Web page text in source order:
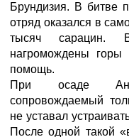
Брундизия. В битве
отряд оказался в
тысяч сарацин.
нагромождены горы
помощь.
При осаде
сопровождаемый
не уставал
После одной такой